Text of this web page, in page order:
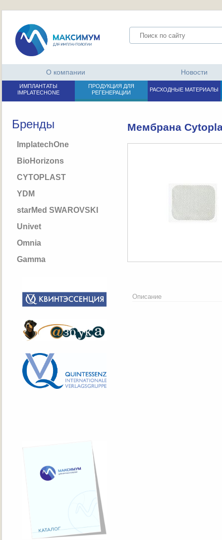
О компании Новости
ИМПЛАНТАТЫ
IMPLATECHONE
ПРОДУКЦИЯ ДЛЯ
РЕГЕНЕРАЦИИ
РАСХОДНЫЕ МАТЕРИАЛЫ
Бренды
ImplatechOne
BioHorizons
CYTOPLAST
YDM
starMed SWAROVSKI
Univet
Omnia
Gamma
Мембрана
Описание